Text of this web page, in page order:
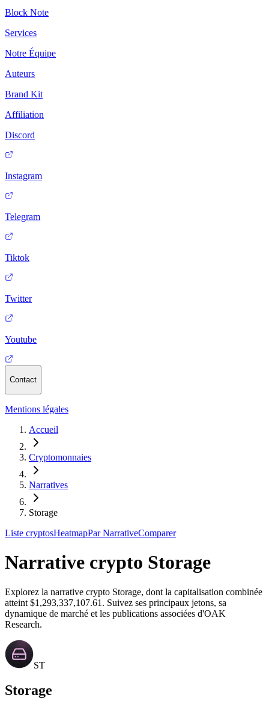
Block Note
Services
Notre Équipe
Auteurs
Brand Kit
Affiliation
Discord
Instagram
Telegram
Tiktok
Twitter
Youtube
Contact
Mentions légales
Accueil
Cryptomonnaies
Narratives
Storage
Liste cryptosHeatmapPar NarrativeComparer
Narrative crypto Storage
Explorez la narrative crypto Storage, dont la capitalisation combinée
atteint $1,293,337,107.61. Suivez ses principaux jetons, sa
dynamique de marché et les publications associées d'OAK
Research.
ST
Storage